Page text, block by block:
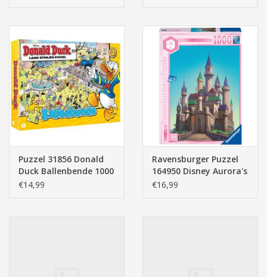
Puzzel 31856 Donald
Duck Ballenbende 1000
stukjes
€14,99
Ravensburger Puzzel
164950 Disney Aurora's
Castle (1000 Stukjes) -
€16,99